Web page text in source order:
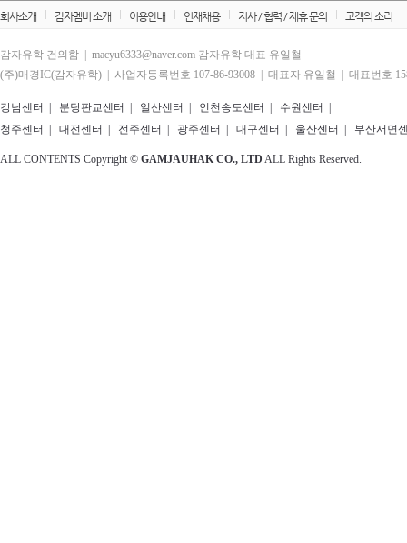
회사소개 감자멤버 소개 이용안내 인재채용 지사 / 협력 / 제휴 문의 고객의 소리
감자유학 건의함 | macyu6333@naver.com 감자유학 대표 유일철
(주)매경IC(감자유학) | 사업자등록번호 107-86-93008 | 대표자 유일철 | 대표번호
강남센터 분당판교센터 일산센터 인천송도센터 수원센터
청주센터
대전센터 전주센터 광주센터 대구센터 울산센터 부산서면
ALL CONTENTS Copyright © GAMJAUHAK CO., LTD ALL Rights Reserved.